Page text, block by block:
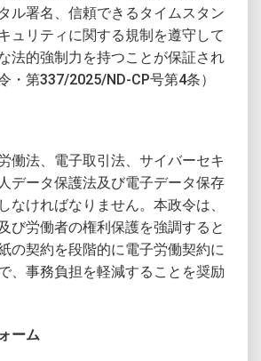
ル署名、信頼できるタイムスタン
ュリティに関する規制を遵守して
法的強制力を持つことが保証され
・第337/2025/ND-CP号第4条）
働法、電子取引法、サイバーセキ
データ保護法及び電子データ保存
なければなりません。本政令は、
び労働者の権利保護を強調すると
の契約を段階的に電子労働契約に
、事務負担を軽減することを奨励
ーム